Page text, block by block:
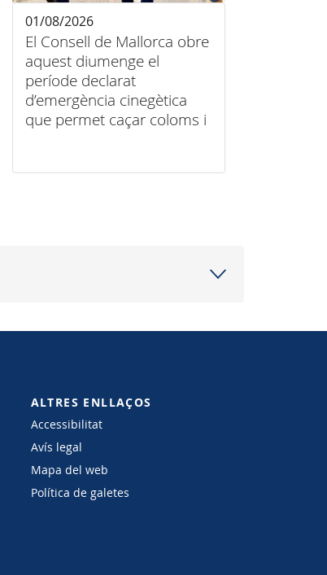
El Consell de Mallorca obre
aquest diumenge el
període declarat
d’emergència cinegètica
que permet caçar coloms i
01/08/2026
ALTRES ENLLAÇOS
Accessibilitat
Avís legal
Mapa del web
Política de galetes